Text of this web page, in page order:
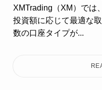
XMTrading（XM）では
投資額に応じて最適な
数の口座タイプが...